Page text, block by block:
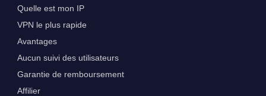
Quelle est mon IP
VPN le plus rapide
Avantages
Aucun suivi des utilisateurs
Garantie de remboursement
Affilier